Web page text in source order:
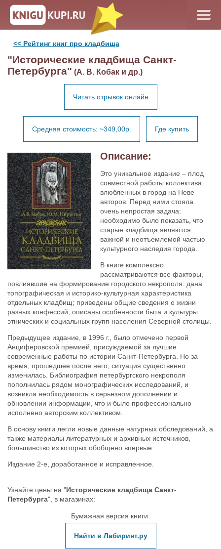
<< Рейтинг книг про кладбища
"Исторические кладбища Санкт-
Петербурга" (А. В. Кобак и др.)
Читать отрывок онлайн
Средняя стоимость: ~349,00р. Где купить
Описание:
Это уникальное издание – плод
совместной работы коллектива
влюбленных в город на Неве
авторов. Перед ними стояла
очень непростая задача:
необходимо было показать, что
старые кладбища являются
важной и неотъемлемой частью
культурного наследия города.
В книге комплексно
рассматриваются все факторы,
повлиявшие на формирование городского некрополя: дана
топографическая и историко-культурная характеристика
отдельных кладбищ; приведены общие сведения о жизни
разных конфессий; описаны особенности быта и культуры
этнических и социальных групп населения Северной столицы.
Предыдущее издание, в 1996 г., было отмечено первой
Анциферовской премией, присуждаемой за лучшие
современные работы по истории Санкт-Петербурга. Но за
время, прошедшее после него, ситуация существенно
изменилась. Библиография петербургского некрополя
пополнилась рядом монографических исследований, и
возникла необходимость в серьезном дополнении и
обновлении информации, что и было профессионально
исполнено авторским коллективом.
В основу книги легли новые данные натурных обследований, а
также материалы литературных и архивных источников,
большинство из которых обобщено впервые.
Издание 2-е, доработанное и исправленное.
Узнайте цены на "Исторические кладбища Санкт-
Петербурга", в магазинах:
Бумажная версия книги:
Найти в Лабиринт.ру